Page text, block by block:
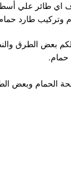
اي طائر علي
وتركيب طارد
لكم بعض الطرق
حمام.
الحمام وبعض